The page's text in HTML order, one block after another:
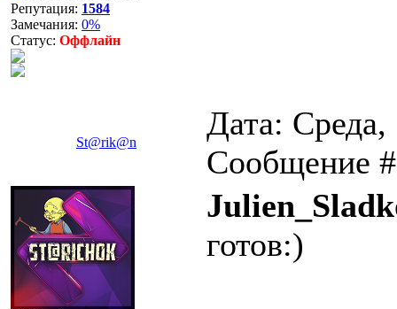
Репутация: 1584
Замечания: 0%
Статус: Оффлайн
St@rik@n
Дата:
Сообщение
готов:)